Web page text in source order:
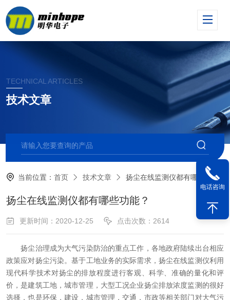
TECHNICAL ARTICLES
技术文章
当前位置：首页 技术文章 扬尘在线监测仪都有哪些功能？
扬尘在线监测仪都有哪些功能？
更新时间：2020-12-25 点击次数：2614
扬尘治理成为大气污染防治的重点工作，各地政府陆续出台相应
政策应对扬尘污染。基于工地业务的实际需求，扬尘在线监测仪利用
现代科学技术对扬尘的排放程度进行客观、科学、准确的量化和评
价，是建筑工地，城市管理，大型工况企业扬尘排放浓度监测的很好
选择，也是环保，建设，城市管理，交通，市政等相关部门对大气污
电话咨询